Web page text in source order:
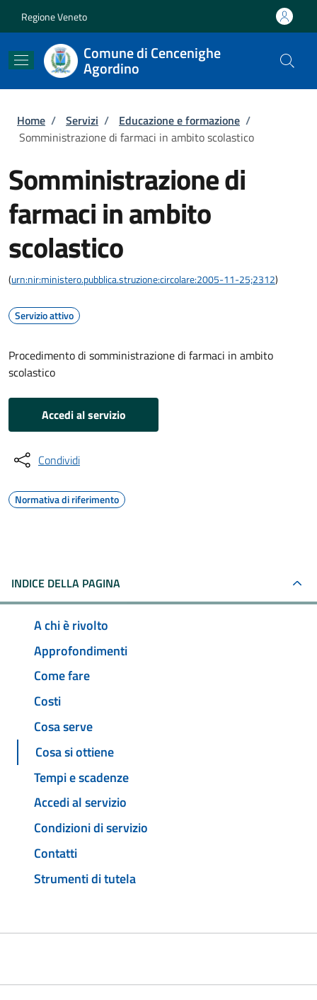
Regione Veneto
Comune di Cencenighe
Agordino
Briciole di pane
Home / Servizi / Educazione e formazione /
Somministrazione di farmaci in ambito scolastico
Somministrazione di
farmaci in ambito
scolastico
(urn:nir:ministero.pubblica.struzione:circolare:2005-11-25;2312)
Servizio attivo
Procedimento di somministrazione di farmaci in ambito
scolastico
Accedi al servizio
Condividi
Normativa di riferimento
INDICE DELLA PAGINA
A chi è rivolto
Approfondimenti
Come fare
Costi
Cosa serve
Cosa si ottiene
Tempi e scadenze
Accedi al servizio
Condizioni di servizio
Contatti
Strumenti di tutela